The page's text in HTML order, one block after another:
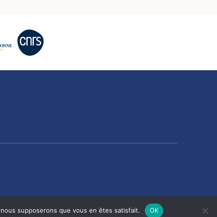
supposerons que vous en êtes satisfait. OK